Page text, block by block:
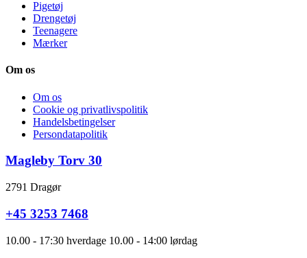
Pigetøj
Drengetøj
Teenagere
Mærker
Om os
Om os
Cookie og privatlivspolitik
Handelsbetingelser
Persondatapolitik
Magleby Torv 30
2791 Dragør
+45 3253 7468
10.00 - 17:30 hverdage 10.00 - 14:00 lørdag